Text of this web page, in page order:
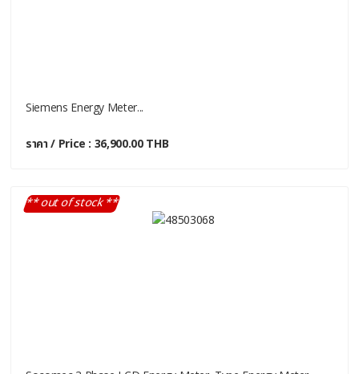
Siemens Energy Meter...
ราคา / Price : 36,900.00 THB
** out of stock **